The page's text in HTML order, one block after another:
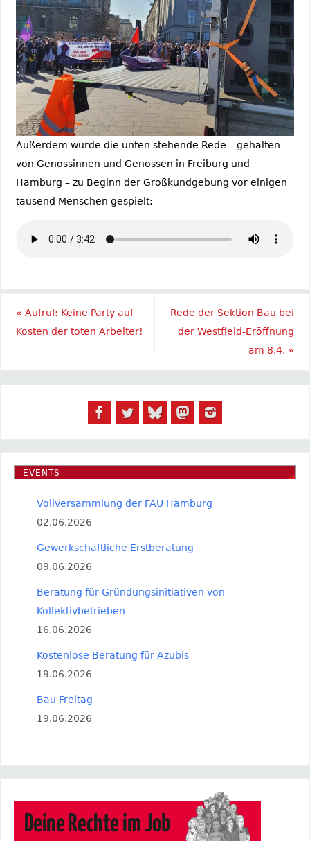
Außerdem wurde die unten stehende Rede – gehalten
von Genossinnen und Genossen in Freiburg und
Hamburg – zu Beginn der Großkundgebung vor einigen
tausend Menschen gespielt:
« Aufruf: Keine Party auf
Kosten der toten Arbeiter!
Rede der Sektion Bau bei
der Westfield-Eröffnung
am 8.4. »
EVENTS
Vollversammlung der FAU Hamburg
02.06.2026
Gewerkschaftliche Erstberatung
09.06.2026
Beratung für Gründungsinitiativen von
Kollektivbetrieben
16.06.2026
Kostenlose Beratung für Azubis
19.06.2026
Bau Freitag
19.06.2026